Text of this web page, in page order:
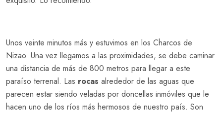
Unos veinte minutos más y estuvimos en los Charcos de
Nizao. Una vez llegamos a las proximidades, se debe caminar
una distancia de más de 800 metros para llegar a este
paraíso terrenal. Las rocas alrededor de las aguas que
parecen estar siendo veladas por doncellas inmóviles que le
hacen uno de los ríos más hermosos de nuestro país. Son